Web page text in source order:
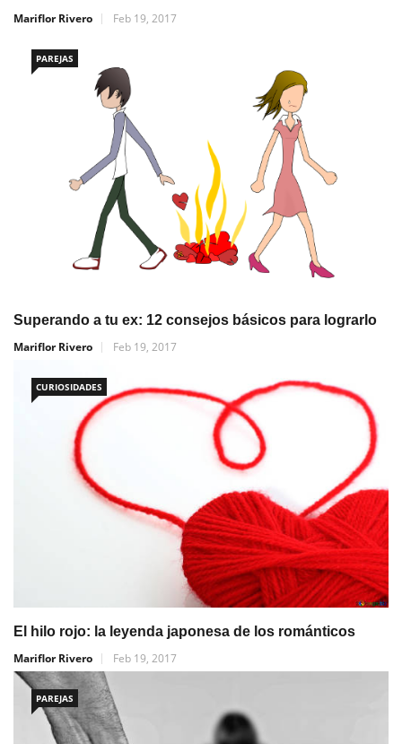
Mariflor Rivero
Feb 19, 2017
PAREJAS
Superando a tu ex: 12 consejos básicos para lograrlo
Mariflor Rivero
Feb 19, 2017
CURIOSIDADES
El hilo rojo: la leyenda japonesa de los románticos
Mariflor Rivero
Feb 19, 2017
PAREJAS